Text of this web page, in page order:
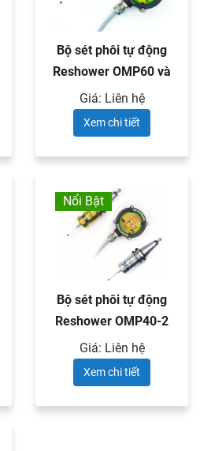
Bộ sét phôi tự động
Reshower OMP60 và
đầu thu ...
Giá: Liên hệ
Xem chi tiết
Nổi Bật
Bộ sét phôi tự động
Reshower OMP40-2
và đầu ...
Giá: Liên hệ
Xem chi tiết